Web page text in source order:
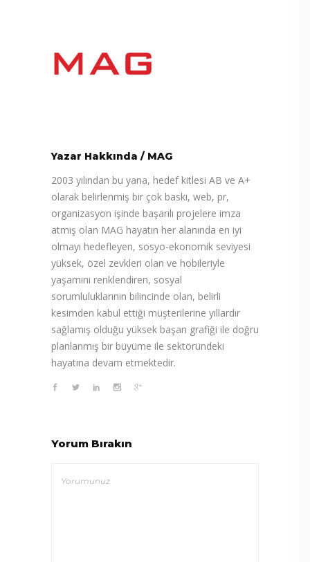
Yazar Hakkında / MAG
2003 yılından bu yana, hedef kitlesi AB ve A+
olarak belirlenmiş bir çok baskı, web, pr,
organizasyon işinde başarılı projelere imza
atmış olan MAG hayatın her alanında en iyi
olmayı hedefleyen, sosyo-ekonomik seviyesi
yüksek, özel zevkleri olan ve hobileriyle
yaşamını renklendiren, sosyal
sorumluluklarının bilincinde olan, belirli
kesimden kabul ettiği müşterilerine yıllardır
sağlamış olduğu yüksek başarı grafiği ile doğru
planlanmış bir büyüme ile sektöründeki
hayatına devam etmektedir.
Yorum Bırakın